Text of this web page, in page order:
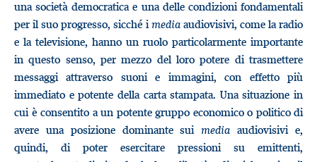
una società democratica e una delle condizioni fondamentali
per il suo progresso, sicché imedia audiovisivi, come la radio
e la televisione, hanno un ruolo particolarmente importante
in questo senso, per mezzo del loro potere di trasmettere
messaggi attraverso suoni e immagini, con effetto più
immediato e potente della carta stampata. Una situazione in
cui è consentito a un potente gruppo economico o politico di
avere una posizione dominante suimedia audiovisivi e,
quindi, di poter esercitare pressioni su emittenti,